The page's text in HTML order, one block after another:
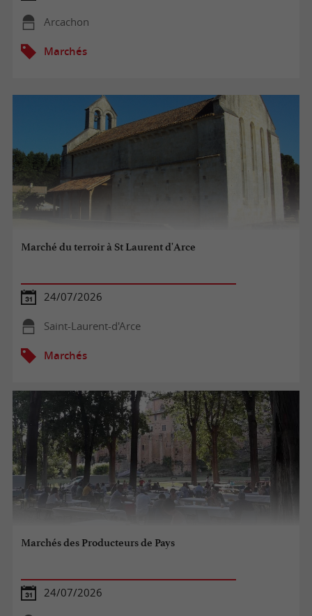
Arcachon
Marchés
Marché du terroir à St Laurent d'Arce
24/07/2026
Saint-Laurent-d'Arce
Marchés
Marchés des Producteurs de Pays
24/07/2026